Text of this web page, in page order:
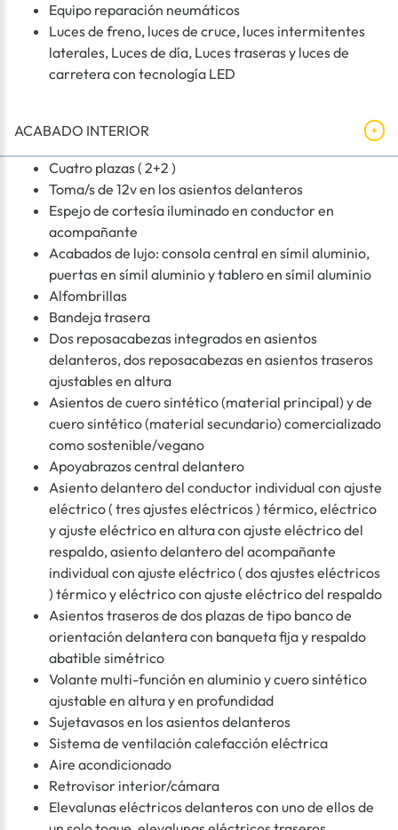
Equipo reparación neumáticos
Luces de freno, luces de cruce, luces intermitentes
laterales, Luces de día, Luces traseras y luces de
carretera con tecnología LED
ACABADO INTERIOR
Cuatro plazas ( 2+2 )
Toma/s de 12v en los asientos delanteros
Espejo de cortesía iluminado en conductor en
acompañante
Acabados de lujo: consola central en símil aluminio,
puertas en símil aluminio y tablero en símil aluminio
Alfombrillas
Bandeja trasera
Dos reposacabezas integrados en asientos
delanteros, dos reposacabezas en asientos traseros
ajustables en altura
Asientos de cuero sintético (material principal) y de
cuero sintético (material secundario) comercializado
como sostenible/vegano
Apoyabrazos central delantero
Asiento delantero del conductor individual con ajuste
eléctrico ( tres ajustes eléctricos ) térmico, eléctrico
y ajuste eléctrico en altura con ajuste eléctrico del
respaldo, asiento delantero del acompañante
individual con ajuste eléctrico ( dos ajustes eléctricos
) térmico y eléctrico con ajuste eléctrico del respaldo
Asientos traseros de dos plazas de tipo banco de
orientación delantera con banqueta fija y respaldo
abatible simétrico
Volante multi-función en aluminio y cuero sintético
ajustable en altura y en profundidad
Sujetavasos en los asientos delanteros
Sistema de ventilación calefacción eléctrica
Aire acondicionado
Retrovisor interior/cámara
Elevalunas eléctricos delanteros con uno de ellos de